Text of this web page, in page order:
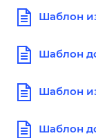
Шаблон
Шаблон
Шаблон
Шаблон